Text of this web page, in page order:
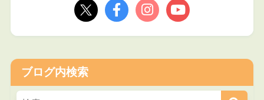
ブログ内検索